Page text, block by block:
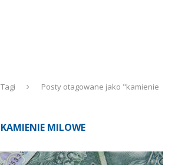
Tagi
Posty otagowane jako "kamienie
KAMIENIE MILOWE